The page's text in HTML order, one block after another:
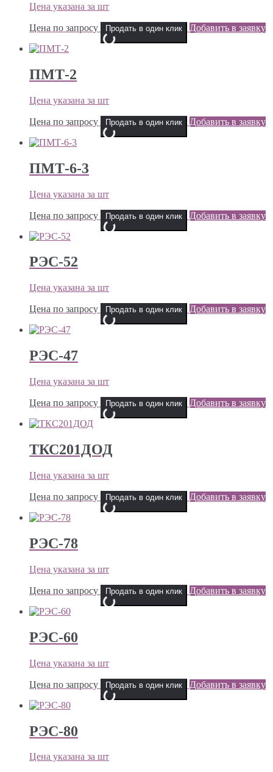
Цена указана за шт
Цена по запросу Продать в один клик Добавить в заявку
ПМТ-2
Цена указана за шт
Цена по запросу Продать в один клик Добавить в заявку
ПМТ-6-3
Цена указана за шт
Цена по запросу Продать в один клик Добавить в заявку
РЭС-52
Цена указана за шт
Цена по запросу Продать в один клик Добавить в заявку
РЭС-47
Цена указана за шт
Цена по запросу Продать в один клик Добавить в заявку
ТКС201ДОД
Цена указана за шт
Цена по запросу Продать в один клик Добавить в заявку
РЭС-78
Цена указана за шт
Цена по запросу Продать в один клик Добавить в заявку
РЭС-60
Цена указана за шт
Цена по запросу Продать в один клик Добавить в заявку
РЭС-80
Цена указана за шт